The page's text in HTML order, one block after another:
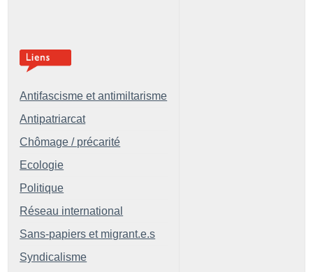
Antifascisme et antimiltarisme
Antipatriarcat
Chômage / précarité
Ecologie
Politique
Réseau international
Sans-papiers et migrant.e.s
Syndicalisme